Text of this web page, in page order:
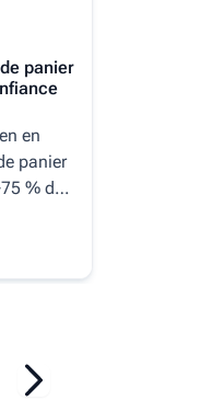
panier
en
panier
% de